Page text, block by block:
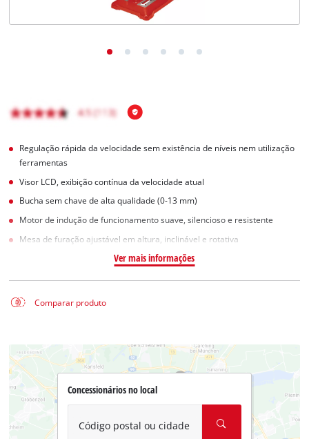
Regulação rápida da velocidade sem existência de níveis nem utilização
ferramentas
Visor LCD, exibição contínua da velocidade atual
Bucha sem chave de alta qualidade (0-13 mm)
Motor de indução de funcionamento suave, silencioso e resistente
Mesa de furação ajustável em altura, inclinável e rotativa
Ver mais informações
Comparar produto
Concessionários no local
Código postal ou cidade